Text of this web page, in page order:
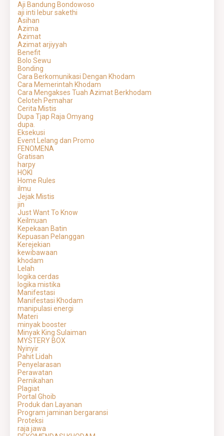
Aji Bandung Bondowoso
aji inti lebur sakethi
Asihan
Azima
Azimat
Azimat arjiyyah
Benefit
Bolo Sewu
Bonding
Cara Berkomunikasi Dengan Khodam
Cara Memerintah Khodam
Cara Mengakses Tuah Azimat Berkhodam
Celoteh Pemahar
Cerita Mistis
Dupa Tjap Raja Omyang
dupa.
Eksekusi
Event Lelang dan Promo
FENOMENA
Gratisan
harpy
HOKI
Home Rules
ilmu
Jejak Mistis
jin
Just Want To Know
Keilmuan
Kepekaan Batin
Kepuasan Pelanggan
Kerejekian
kewibawaan
khodam
Lelah
logika cerdas
logika mistika
Manifestasi
Manifestasi Khodam
manipulasi energi
Materi
minyak booster
Minyak King Sulaiman
MYSTERY BOX
Nyinyir
Pahit Lidah
Penyelarasan
Perawatan
Pernikahan
Plagiat
Portal Ghoib
Produk dan Layanan
Program jaminan bergaransi
Proteksi
raja jawa